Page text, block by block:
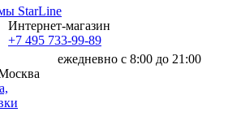
StarLine
Интернет-магазин
+7 495 733-99-89
ежедневно с 8:00 до 21:00